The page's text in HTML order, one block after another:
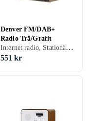
Denver FM/DAB+
Radio Trä/Grafit
Internet radio, Stationär radio, Bärbar radio, FM, DAB, DAB+, Batteri, Klockradio med alarm, Display, Retro Radio, Hörlursutgång
551 kr